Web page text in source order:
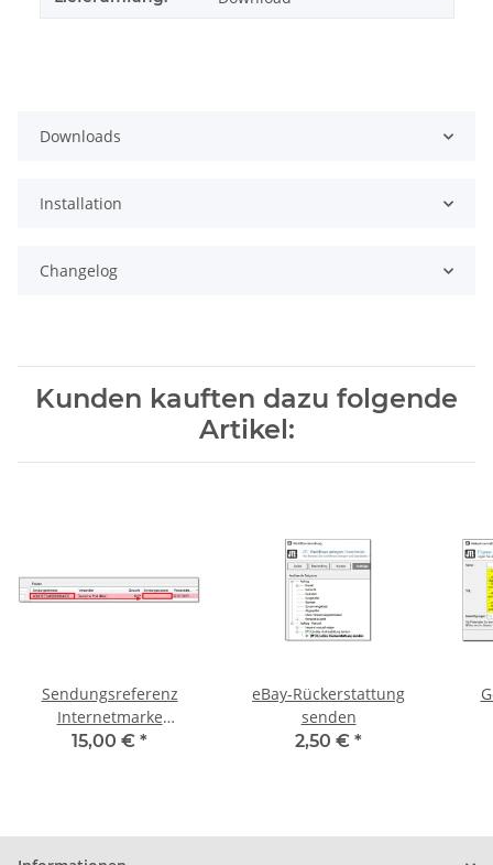
Downloads
Installation
Changelog
Kunden kauften dazu folgende
Artikel:
Sendungsreferenz
Internetmarke
übertragen
15,00 € *
eBay-Rückerstattung
senden
2,50 € *